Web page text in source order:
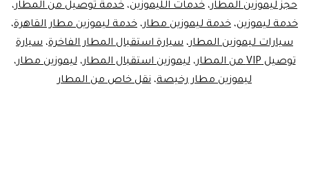
حجز ليموزين المطار، خدمات الليموزين، خدمة توصيل من المطار،
خدمة ليموزين، خدمة ليموزين مطار، خدمة ليموزين مطار القاهرة،
سيارات ليموزين المطار، سيارة استقبال المطار الفاخرة، سيارة
توصيل VIP من المطار
،ليموزين استقبال المطار،ليموزين مطار،
ليموزين مطار رخيصة، نقل خاص من المطار